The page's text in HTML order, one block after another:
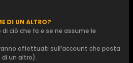
DI UN ALTRO?
ciò che fa e se ne assume le
effettuati sull’account che posta
un altro).